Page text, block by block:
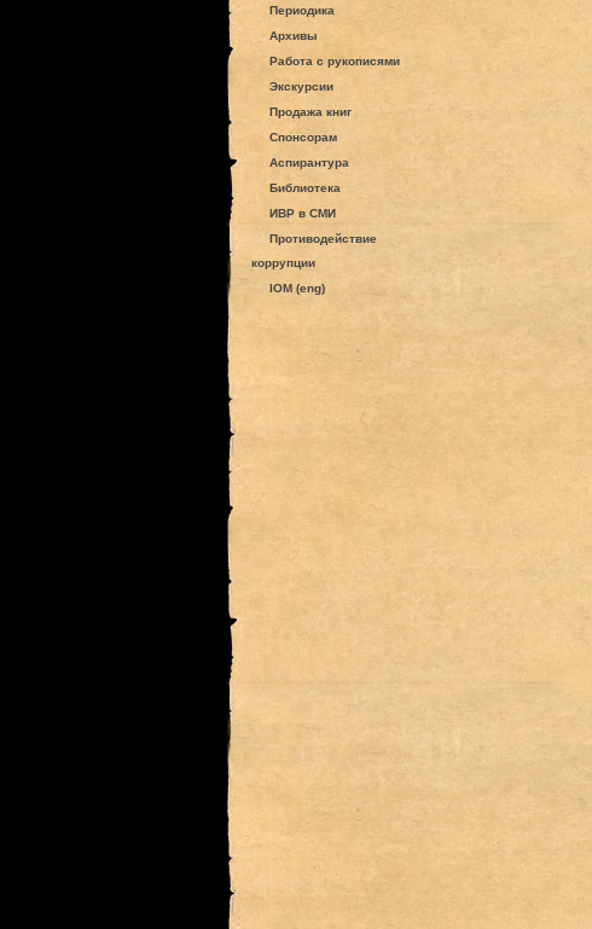
Периодика
Архивы
Работа с рукописями
Экскурсии
Продажа книг
Спонсорам
Аспирантура
Библиотека
ИВР в СМИ
Противодействие
коррупции
IOM (eng)